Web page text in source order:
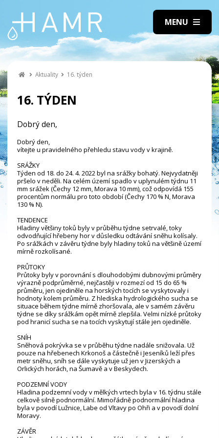
Aktuality 16. týden
16. TÝDEN
Dobrý den,
Dobrý den,
vítejte u pravidelného přehledu stavu vody v krajině.
SRÁŽKY
Týden od 18. do 24. 4. 2022 byl na srážky bohatý. Nejvydatněji
pršelo v neděli. Na celém území spadlo v uplynulém týdnu 11
mm srážek (Čechy 12 mm, Morava 10 mm), což odpovídá 155
procentům normálu pro toto období (Čechy 170 % N, Morava
130 % N).
TENDENCE
Hladiny většiny toků byly v průběhu týdne setrvalé, toky
odvodňující hřebeny hor v důsledku odtávání sněhu kolísaly.
Po srážkách v závěru týdne byly hladiny toků na většině území
mírně rozkolísané.
PRŮTOKY
Průtoky byly v porovnání s dlouhodobými dubnovými průměry
výrazně podprůměrné, nejčastěji v rozmezí od 15 do 65 %
průměru, jen ojediněle na horských tocích se vyskytovaly i
hodnoty kolem průměru. Z hlediska hydrologického sucha se
situace během týdne mírně zhoršovala, ale v samém závěru
týdne se díky srážkám opět mírně zlepšila. Velmi nízké průtoky
pod hranicí sucha se na tocích vyskytují stále jen ojediněle.
SNÍH
Sněhová pokrývka se v průběhu týdne nadále snižovala. Už
pouze na hřebenech Krkonoš a částečně i Jeseníků leží přes
metr sněhu, sníh se dále vyskytuje už jen v Jizerských a
Orlických horách, na Šumavě a v Beskydech.
PODZEMNÍ VODY
Hladina podzemní vody v mělkých vrtech byla v 16. týdnu stále
celkově silně podnormální. Mimořádně podnormální hladina
byla v povodí Lužnice, Labe od Vltavy po Ohři a v povodí dolní
Moravy.
ZÁVĚR